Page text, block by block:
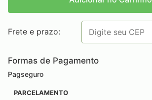
Frete e prazo:
Formas de Pagamento
Pagseguro
PARCELAMENTO